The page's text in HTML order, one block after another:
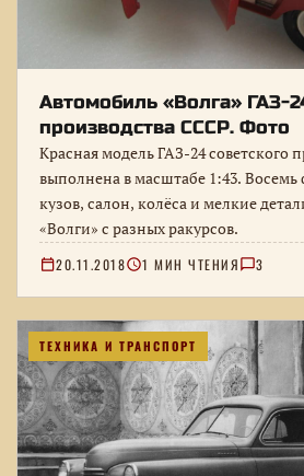
Автомобиль «Волга» ГАЗ-
производства СССР. Фото
Красная модель ГАЗ-24 советского
выполнена в масштабе 1:43.
кузов, салон, колёса и мелкие
«Волги» с разных ракурсов.
20.11.2018 1 МИН ЧТЕНИЯ 3
ТЕХНИКА И ТРАНСПОРТ